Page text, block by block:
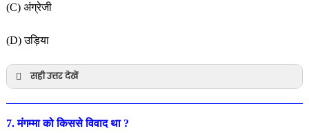
(C) अंग्रेजी
(D) उड़िया
सही उत्तर देखें
7. मंगम्मा को किससे विवाद था ?